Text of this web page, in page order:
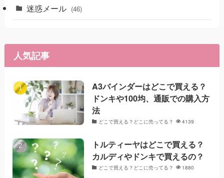
迷惑メール (46)
人気記事
A3バインダーはどこで買える？
ドンキや100均、通販での購入方
法
どこで買える？どこに売ってる？ 4139
トルティーヤはどこで買える？
カルディやドンキで買えるの？
どこで買える？どこに売ってる？ 1880